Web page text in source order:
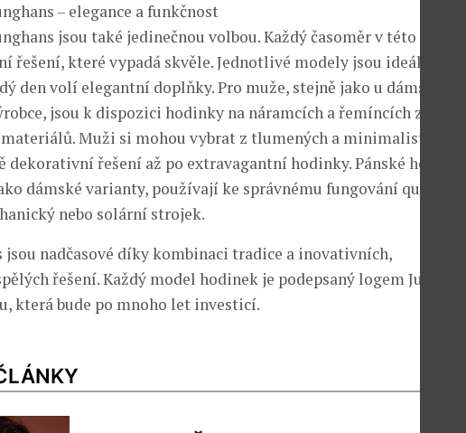
– elegance a funkčnost
jsou také jedinečnou volbou. Každý časoměr v této
řešení, které vypadá skvěle. Jednotlivé modely jsou ideální pro
den volí elegantní doplňky. Pro muže, stejně jako u dámských
jsou k dispozici hodinky na náramcích a řemíncích z kůže a
Muži si mohou vybrat z tlumených a minimalistických
dekorativní řešení až po extravagantní hodinky. Pánské hodinky
dámské varianty, používají ke správnému fungování quarzový,
nebo solární strojek.
jsou nadčasové díky kombinaci tradice a inovativních,
řešení. Každý model hodinek je podepsaný logem Junghans
která bude po mnoho let investicí.